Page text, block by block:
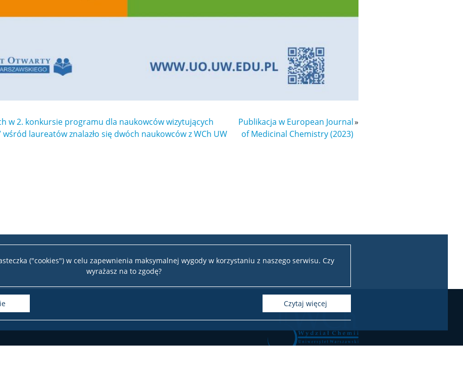
("cookies") w celu zapewnienia maksymalnej wygody w korzystaniu z naszego serwisu. Czy
wyrażasz na to zgodę?
Nie czytaj więcej
w 2. konkursie programu dla naukowców wizytujących
wśród laureatów znalazło się dwóch naukowców z WCh UW
Publikacja w European Journal
of Medicinal Chemistry (2023)
»